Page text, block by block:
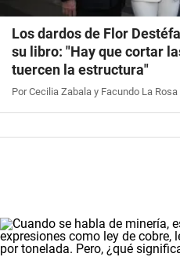
Los dardos de Flor
su libro: "Hay que cortar
tuercen la estructura"
Por Cecilia Zabala y Facundo La Rosa